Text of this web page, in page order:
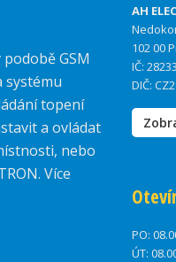
GSM
systému
topení
a ovládat
nebo
Více
AH
102 00
IČ:
DIČ:
PO:
ÚT: